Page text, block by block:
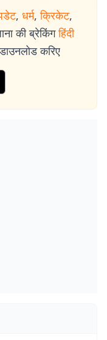
, धर्म, क्रिकेट,
की ब्रेकिंग हिंदी
करिए